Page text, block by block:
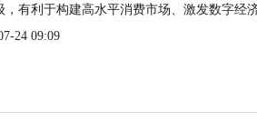
，有利于构建高水平消费市场、激发数字经
24 09:09